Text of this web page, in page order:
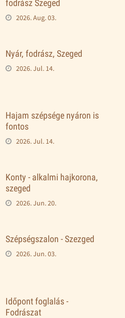
fodrász Szeged
2026. Aug. 03.
Nyár, fodrász, Szeged
2026. Jul. 14.
Hajam szépsége nyáron is
fontos
2026. Jul. 14.
Konty - alkalmi hajkorona,
szeged
2026. Jun. 20.
Szépségszalon - Szezged
2026. Jun. 03.
Időpont foglalás -
Fodrászat